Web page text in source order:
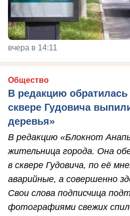
вчера в 14:11
Общество
В редакцию
сквере Гудовича
деревья»
В редакцию «Блокнот
жительница города. Она
в сквере Гудовича, по её
аварийные, а совершенно
Свои слова подписчица
фотографиями свежих